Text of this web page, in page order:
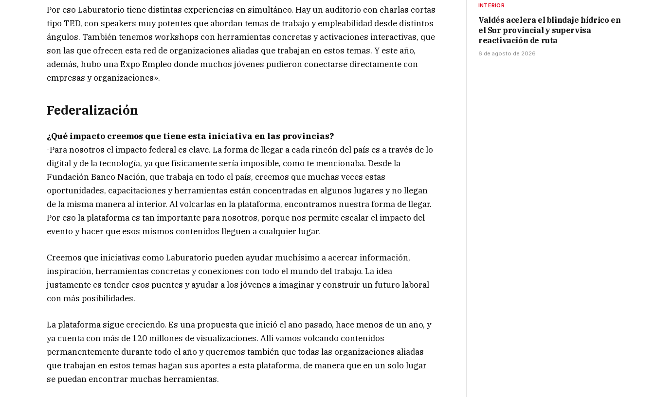
Por eso Laburatorio tiene distintas experiencias en simultáneo. Hay un auditorio con charlas cortas
tipo TED, con speakers muy potentes que abordan temas de trabajo y empleabilidad desde distintos
ángulos. También tenemos workshops con herramientas concretas y activaciones interactivas, que
son las que ofrecen esta red de organizaciones aliadas que trabajan en estos temas. Y este año,
además, hubo una Expo Empleo donde muchos jóvenes pudieron conectarse directamente con
empresas y organizaciones».
Federalización
¿Qué impacto creemos que tiene esta iniciativa en las provincias?
-Para nosotros el impacto federal es clave. La forma de llegar a cada rincón del país es a través de lo
digital y de la tecnología, ya que físicamente sería imposible, como te mencionaba. Desde la
Fundación Banco Nación, que trabaja en todo el país, creemos que muchas veces estas
oportunidades, capacitaciones y herramientas están concentradas en algunos lugares y no llegan
de la misma manera al interior. Al volcarlas en la plataforma, encontramos nuestra forma de llegar.
Por eso la plataforma es tan importante para nosotros, porque nos permite escalar el impacto del
evento y hacer que esos mismos contenidos lleguen a cualquier lugar.
Creemos que iniciativas como Laburatorio pueden ayudar muchísimo a acercar información,
inspiración, herramientas concretas y conexiones con todo el mundo del trabajo. La idea
justamente es tender esos puentes y ayudar a los jóvenes a imaginar y construir un futuro laboral
con más posibilidades.
La plataforma sigue creciendo. Es una propuesta que inició el año pasado, hace menos de un año, y
ya cuenta con más de 120 millones de visualizaciones. Allí vamos volcando contenidos
permanentemente durante todo el año y queremos también que todas las organizaciones aliadas
que trabajan en estos temas hagan sus aportes a esta plataforma, de manera que en un solo lugar
se puedan encontrar muchas herramientas.
INTERIOR
Valdés acelera el blindaje hídrico en
el Sur provincial y supervisa
reactivación de ruta
6 de agosto de 2026